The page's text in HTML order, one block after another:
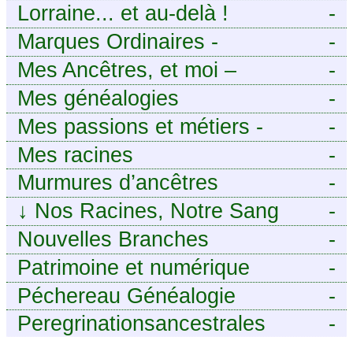
et transmettre pour exister.
(Descartes)
-
Lorraine... et au-delà !
-
Marques Ordinaires -
Généalogie de Moselle et
d’ailleurs
-
Mes Ancêtres, et moi –
Découvrez mes aïeux en Ille-et-
Vilaine et ailleurs
-
Mes généalogies
-
Mes passions et métiers -
Généalogie et Tir à l’Arc
-
Mes racines
-
Murmures d’ancêtres
-
↓ Nos Racines, Notre Sang
-
Nouvelles Branches
-
Patrimoine et numérique
-
Péchereau Généalogie
-
Peregrinationsancestrales